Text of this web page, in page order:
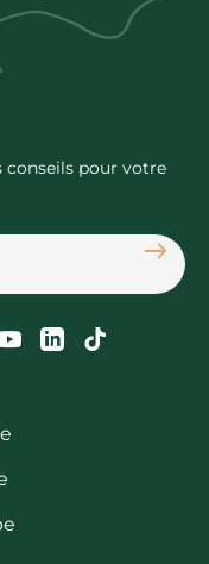
conseils pour votre
nous sur
nous sur
Suivez-nous
Suivez-Suivez-